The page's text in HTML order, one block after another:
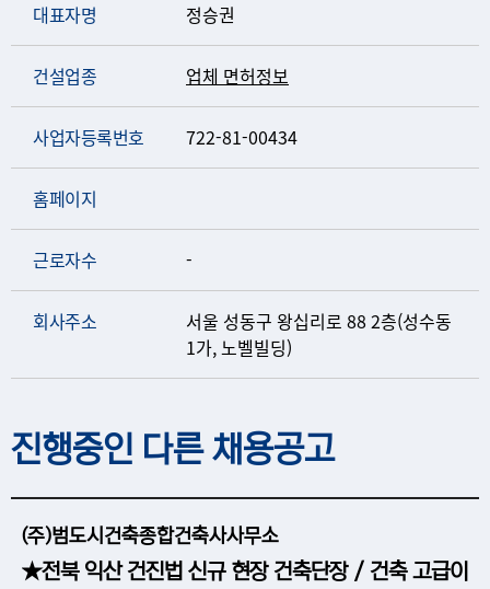
대표자명 정승권
건설업종 업체 면허정보
사업자등록번호 722-81-00434
홈페이지
근로자수 -
회사주소
서울 성동구 왕십리로 88 2층(성수동
1가, 노벨빌딩)
진행중인 다른 채용공고
(주)범도시건축종합건축사사무소
★전북 익산 건진법 신규 현장 건축단장 / 건축 고급이